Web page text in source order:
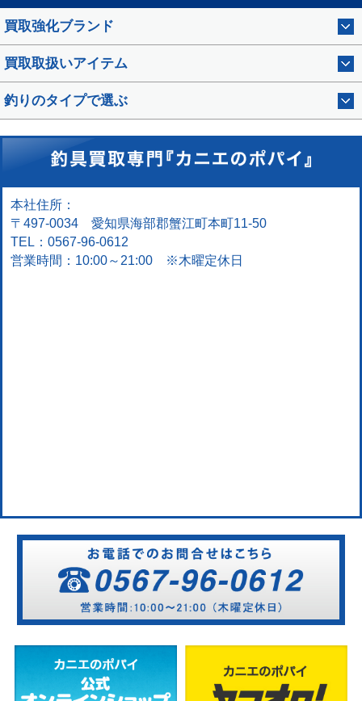
買取強化ブランド
買取取扱いアイテム
釣りのタイプで選ぶ
本社住所：
〒497-0034 愛知県海部郡蟹江町本町11-50
TEL：0567-96-0612
営業時間：10:00～21:00 ※木曜定休日